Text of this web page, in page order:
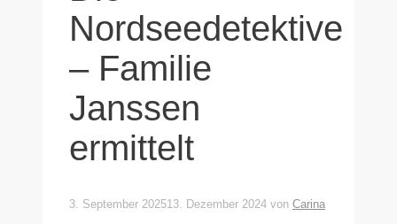
Nordseedetektive
– Familie
Janssen
ermittelt
3. September 202513. Dezember 2024 von Carina